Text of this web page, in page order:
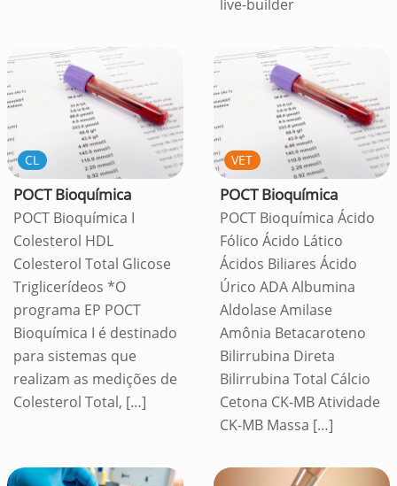
live-builder
CL
POCT Bioquímica
POCT Bioquímica I
Colesterol HDL
Colesterol Total Glicose
Triglicerídeos *O
programa EP POCT
Bioquímica I é destinado
para sistemas que
realizam as medições de
Colesterol Total, […]
VET
POCT Bioquímica
POCT Bioquímica Ácido
Fólico Ácido Lático
Ácidos Biliares Ácido
Úrico ADA Albumina
Aldolase Amilase
Amônia Betacaroteno
Bilirrubina Direta
Bilirrubina Total Cálcio
Cetona CK-MB Atividade
CK-MB Massa […]